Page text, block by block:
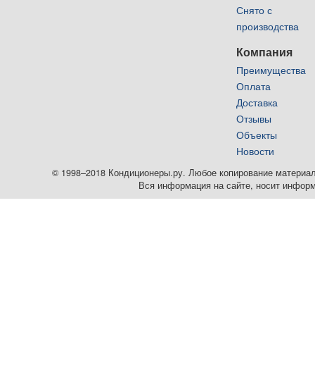
Снято с
производства
Компания
Преимущества
Оплата
Доставка
Отзывы
Объекты
Новости
© 1998–2018 Кондиционеры.ру. Любое копирование
Вся информация на сайте, носит